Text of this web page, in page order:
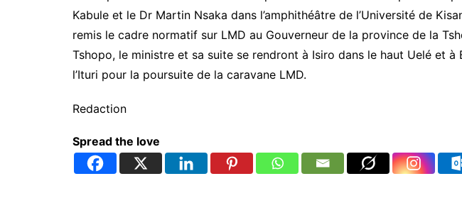
Kabule et le Dr Martin Nsaka dans l’amphithéâtre de l’Université de
remis le cadre normatif sur LMD au Gouverneur de la province de la
Tshopo, le ministre et sa suite se rendront à Isiro dans le haut Uelé et à
l’Ituri pour la poursuite de la caravane LMD.
Redaction
Spread the love